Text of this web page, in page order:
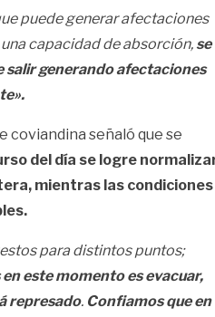
puede generar afectaciones
capacidad de absorción, se
salir generando afectaciones
coviandina señaló que se
del día se logre
mientras las condiciones
para distintos puntos;
este momento es evacuar,
represado. Confiamos que en